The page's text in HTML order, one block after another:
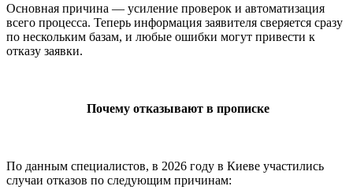
Основная причина — усиление проверок и автоматизация
всего процесса. Теперь информация заявителя сверяется сразу
по нескольким базам, и любые ошибки могут привести к
отказу заявки.
Почему отказывают в прописке
По данным специалистов, в 2026 году в Киеве участились
случаи отказов по следующим причинам: